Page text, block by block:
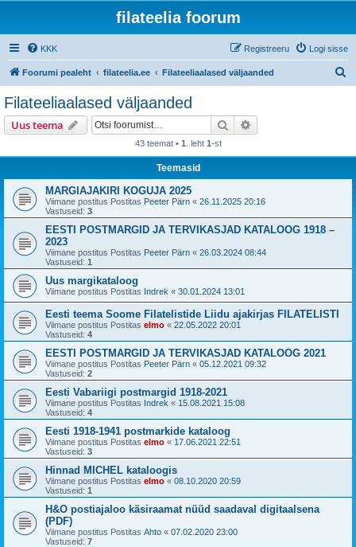
filateelia foorum
KKK Logi sisse
Registreeru
Foorumi pealeht filateelia.ee Filateeliaalased väljaanded
Filateeliaalased väljaanded
Uus teema Otsi
43 teemat • 1 . leht 1-st
Teemasid
MARGIAJAKIRI KOGUJA 2025
Viimane postitus Postitas Peeter Pärn « 26.11.2025 20:16
Vastuseid: 3
EESTI POSTMARGID JA TERVIKASJAD KATALOOG 1918 –
2023
Viimane postitus Postitas Peeter Pärn « 26.03.2024 08:44
Vastuseid: 1
Uus margikataloog
Viimane postitus Postitas Indrek « 30.01.2024 13:01
Eesti teema Soome Filatelistide Liidu ajakirjas FILATELISTI
Viimane postitus Postitas elmo « 22.05.2022 20:01
Vastuseid: 4
EESTI POSTMARGID JA TERVIKASJAD KATALOOG 2021
Viimane postitus Postitas Peeter Pärn « 05.12.2021 09:32
Vastuseid: 2
Eesti Vabariigi postmargid 1918-2021
Viimane postitus Postitas Indrek « 15.08.2021 15:08
Vastuseid: 4
Eesti 1918-1941 postmarkide kataloog
Viimane postitus Postitas elmo « 17.06.2021 22:51
Vastuseid: 3
Hinnad MICHEL kataloogis
Viimane postitus Postitas elmo « 08.10.2020 20:59
Vastuseid: 1
H&O postiajaloo käsiraamat nüüd saadaval digitaalsena
(PDF)
Viimane postitus Postitas Ahto « 07.02.2020 23:00
Vastuseid: 7